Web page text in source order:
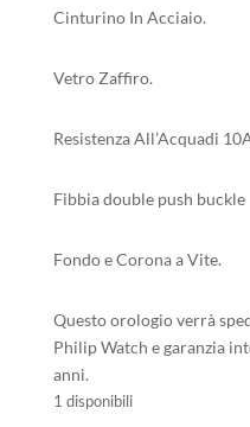
Cinturino In Acciaio.
Vetro Zaffiro.
Resistenza All’Acquadi
Fibbia double push buckle
Fondo e Corona a Vite.
Questo orologio verrà
Philip Watch e garanzia
anni.
1 disponibili